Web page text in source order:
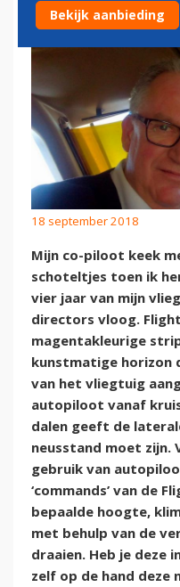
18 september 2018
Mijn co-piloot keek
schoteltjes toen ik
vier jaar van mijn
directors vloog.
magentakleurige
kunstmatige horizon
van het vliegtuig
autopiloot vanaf
dalen geeft de
neusstand moet zijn.
gebruik van
‘commands’ van de
bepaalde hoogte,
met behulp van de
draaien. Heb je deze
zelf op de hand deze
Bekijk aanbieding